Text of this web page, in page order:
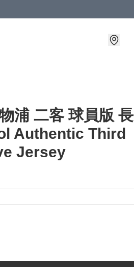
浦 二客 球員版 長
Authentic Third
Jersey